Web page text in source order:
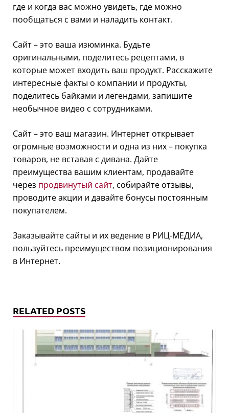
где и когда вас можно увидеть, где можно
пообщаться с вами и наладить контакт.
Сайт – это ваша изюминка. Будьте
оригинальными, поделитесь рецептами, в
которые может входить ваш продукт. Расскажите
интересные факты о компании и продукты,
поделитесь байками и легендами, запишите
необычное видео с сотрудниками.
Сайт – это ваш магазин. Интернет открывает
огромные возможности и одна из них – покупка
товаров, не вставая с дивана. Дайте
преимущества вашим клиентам, продавайте
через продвинутый сайт, собирайте отзывы,
проводите акции и давайте бонусы постоянным
покупателем.
Заказывайте сайты и их ведение в РИЦ-МЕДИА,
пользуйтесь преимуществом позиционирования
в Интернет.
RELATED POSTS